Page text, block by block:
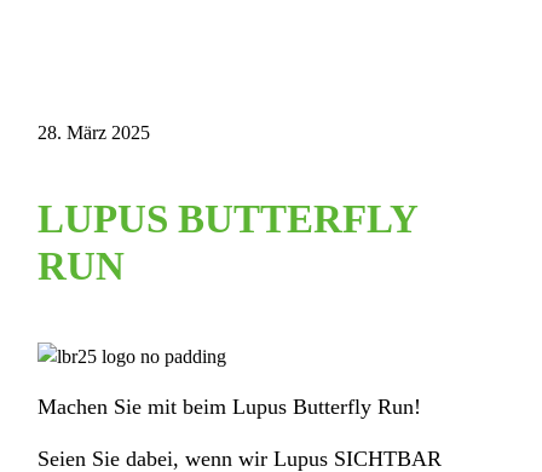
28. März 2025
LUPUS BUTTERFLY
RUN
Machen Sie mit beim Lupus Butterfly Run!
Seien Sie dabei, wenn wir Lupus SICHTBAR